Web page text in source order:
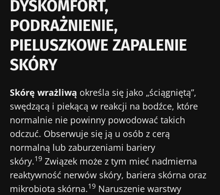
DYSKOMFORT,
PODRAŻNIENIE,
PIELUSZKOWE ZAPALENIE
SKÓRY
Skórę wrażliwą określa się jako „ściągniętą”,
swędzącą i piekącą w reakcji na bodźce, które
normalnie nie powinny powodować takich
odczuć. Obserwuje się ją u osób z cerą
normalną lub zaburzeniami bariery
skóry.19 Związek może z tym mieć nadmierna
reaktywność nerwów skóry, bariera skórna oraz
mikrobiota skórna.19 Naruszenie warstwy